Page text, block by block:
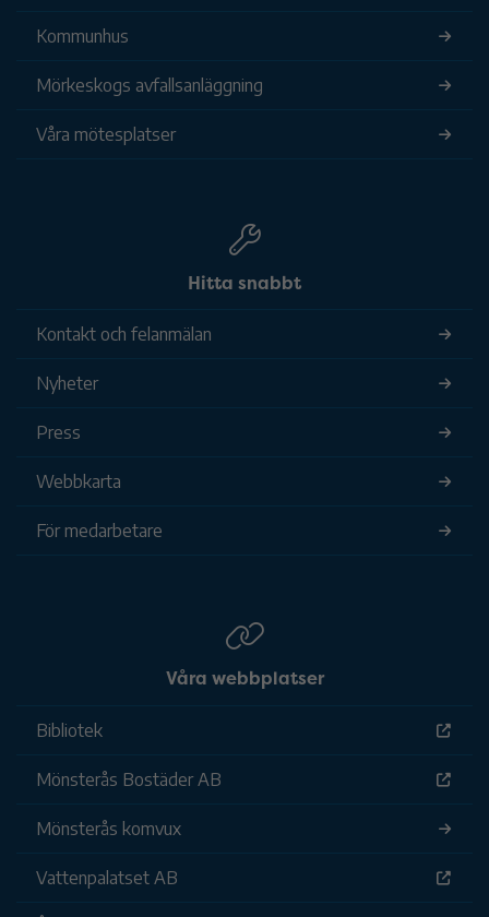
Kommunhus
Mörkeskogs avfallsanläggning
Våra mötesplatser
Hitta snabbt
Kontakt och felanmälan
Nyheter
Press
Webbkarta
För medarbetare
Våra webbplatser
Bibliotek
Mönsterås Bostäder AB
Mönsterås komvux
Vattenpalatset AB